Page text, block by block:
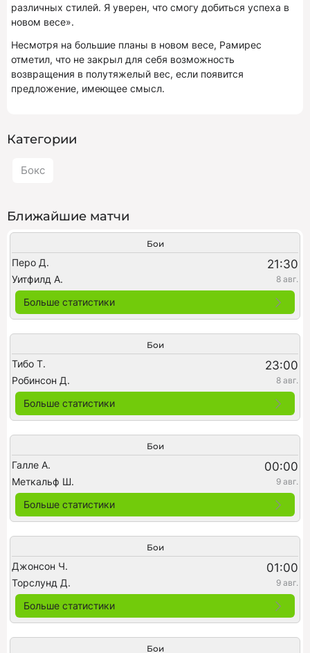
различных стилей. Я уверен, что смогу добиться успеха в
новом весе».
Несмотря на большие планы в новом весе, Рамирес
отметил, что не закрыл для себя возможность
возвращения в полутяжелый вес, если появится
предложение, имеющее смысл.
Категории
Бокс
Ближайшие матчи
Бои
Перо Д. 21:30
Уитфилд А. 8 авг.
Больше статистики
Бои
Тибо Т. 23:00
Робинсон Д. 8 авг.
Больше статистики
Бои
Галле А. 00:00
Меткальф Ш. 9 авг.
Больше статистики
Бои
Джонсон Ч. 01:00
Торслунд Д. 9 авг.
Больше статистики
Бои